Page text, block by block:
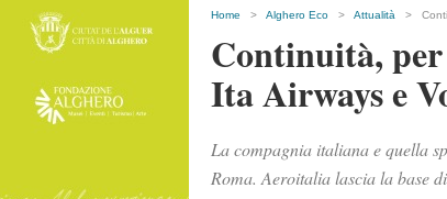
Home > Alghero Eco > Attualità >
Continuità,
Ita Airways e
La compagnia italiana e quella
Roma. Aeroitalia lascia la base